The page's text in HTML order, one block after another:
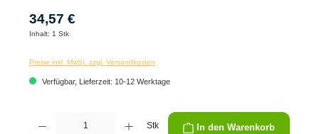
34,57 €
Inhalt: 1 Stk
Preise inkl. MwSt. zzgl. Versandkosten
Verfügbar, Lieferzeit: 10-12 Werktage
Produkt Anzahl: Gib den gewünschten Wert ein oder benutze die Schaltflächen um
Stk In den Warenkorb